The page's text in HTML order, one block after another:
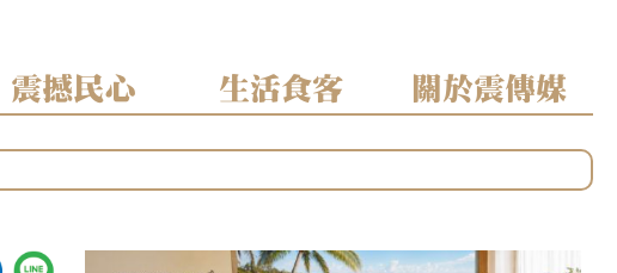
震撼民心 生活食客 關於震傳媒
外交